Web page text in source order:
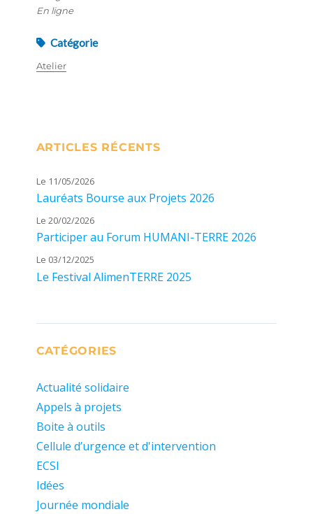
En ligne
Catégorie
Atelier
ARTICLES RÉCENTS
Le 11/05/2026
Lauréats Bourse aux Projets 2026
Le 20/02/2026
Participer au Forum HUMANI-TERRE 2026
Le 03/12/2025
Le Festival AlimenTERRE 2025
CATÉGORIES
Actualité solidaire
Appels à projets
Boite à outils
Cellule d’urgence et d'intervention
ECSI
Idées
Journée mondiale